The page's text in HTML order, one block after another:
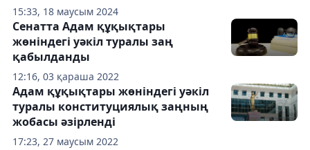
15:33, 18 маусым 2024
12:16, 03 қараша 2022
Сенатта Адам құқықтары
жөніндегі уәкіл туралы заң
қабылданды
17:23, 27 маусым 2022
Адам құқықтары жөніндегі уәкіл
туралы конституциялық заңның
жобасы әзірленді